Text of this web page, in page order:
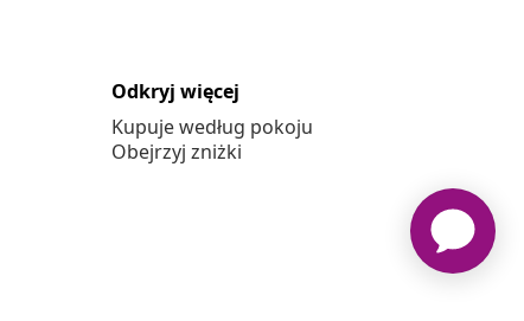
Odkryj więcej
Kupuje według pokoju
Obejrzyj zniżki